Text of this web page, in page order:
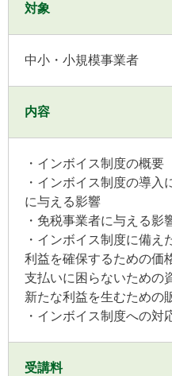
対象
中小・小規模事業者
内容
・インボイス制度の概要
・インボイス制度の導入
に与える影響
・免税事業者に与える影
・インボイス制度に備え
利益を確保するための価
支払いに困らないための
新たな利益を生むための
・インボイス制度への対
受講料